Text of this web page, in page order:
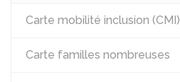
Carte mobilité inclusion (CMI)
Carte familles nombreuses